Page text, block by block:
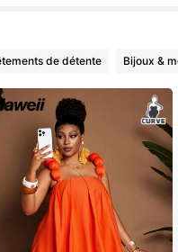
de détente Bijoux &